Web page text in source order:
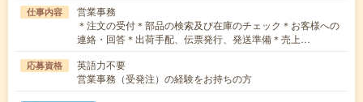
仕事内容
営業事務
＊注文の受付＊部品の検索及び在庫のチェック＊お客様への
連絡・回答＊出荷手配、伝票発行、発送準備＊売上…
応募資格
英語力不要
営業事務（受発注）の経験をお持ちの方